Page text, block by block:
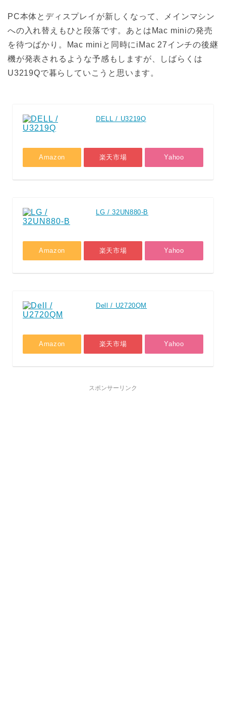
PC本体とディスプレイが新しくなって、メインマシン
への入れ替えもひと段落です。あとはMac miniの発売
を待つばかり。Mac miniと同時にiMac 27インチの後継
機が発表されるような予感もしますが、しばらくは
U3219Qで暮らしていこうと思います。
DELL / U3219Q
Amazon 楽天市場 Yahoo
LG / 32UN880-B
Amazon 楽天市場 Yahoo
Dell / U2720QM
Amazon 楽天市場 Yahoo
スポンサーリンク